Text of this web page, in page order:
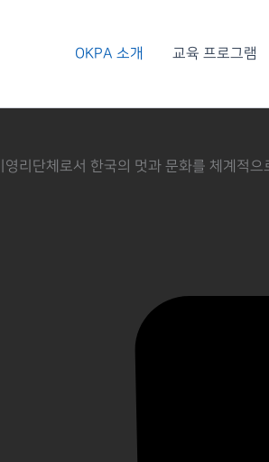
OKPA 소개 교육 프로그램
단체로서 한국의 멋과 문화를 체계적